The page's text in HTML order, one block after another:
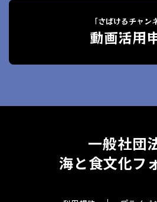
「さばけるチャン
動画活用
一般社団
海と食文化フ